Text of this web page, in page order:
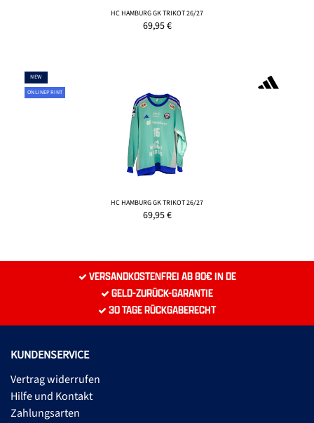
HC HAMBURG GK TRIKOT 26/27
69,95€
NEW
ONLINEPRINT
HC HAMBURG GK TRIKOT 26/27
69,95€
VERSANDKOSTENFREI AB 80€ IN DE
GELD-ZURÜCK-GARANTIE
30 TAGE RÜCKGABERECHT
KUNDENSERVICE
Vertrag widerrufen
Hilfe und Kontakt
Zahlungsarten